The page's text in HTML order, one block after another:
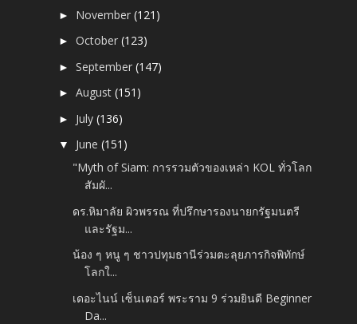
► November(121)
►October(123)
►September(147)
►August(151)
► July(136)
▼ June(151)
"Myth of Siam: การรวมตัวของเหล่า KOL ทั่วโลก
สัมผั...
ดร.หิมาลัย ผิวพรรณ ที่ปรึกษารองนายกรัฐมนตรี
และรัฐม...
น้อง ๆ หนู ๆ ชาวปทุมธานีร่วมตะลุยภารกิจพิทักษ์
โลกใ...
เดอะไนน์ เซ็นเตอร์ พระราม 9 ร่วมยินดี Beginner
Da...